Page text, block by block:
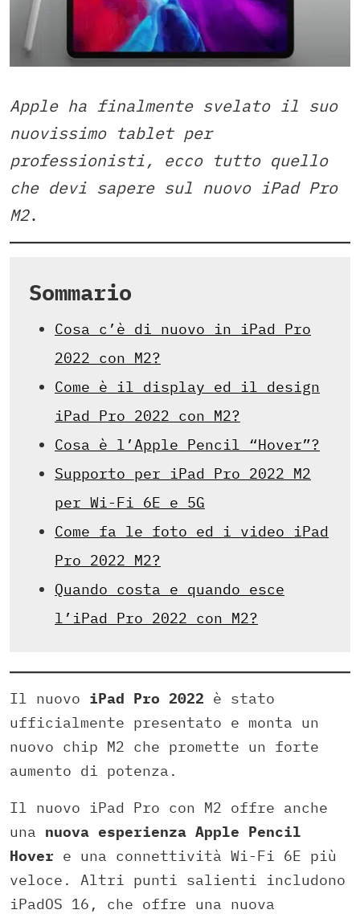
Apple ha finalmente svelato il suo
nuovissimo tablet per
professionisti, ecco tutto quello
che devi sapere sul nuovo iPad Pro
M2.
Sommario
Cosa c’è di nuovo in iPad Pro
2022 con M2?
Come è il display ed il design
iPad Pro 2022 con M2?
Cosa è l’Apple Pencil “Hover”?
Supporto per iPad Pro 2022 M2
per Wi-Fi 6E e 5G
Come fa le foto ed i video iPad
Pro 2022 M2?
Quando costa e quando esce
l’iPad Pro 2022 con M2?
Il nuovo iPad Pro 2022 è stato
ufficialmente presentato e monta un
nuovo chip M2 che promette un forte
aumento di potenza.
Il nuovo iPad Pro con M2 offre anche
una nuova esperienza Apple Pencil
Hover e una connettività Wi-Fi 6E più
veloce. Altri punti salienti includono
iPadOS 16, che offre una nuova